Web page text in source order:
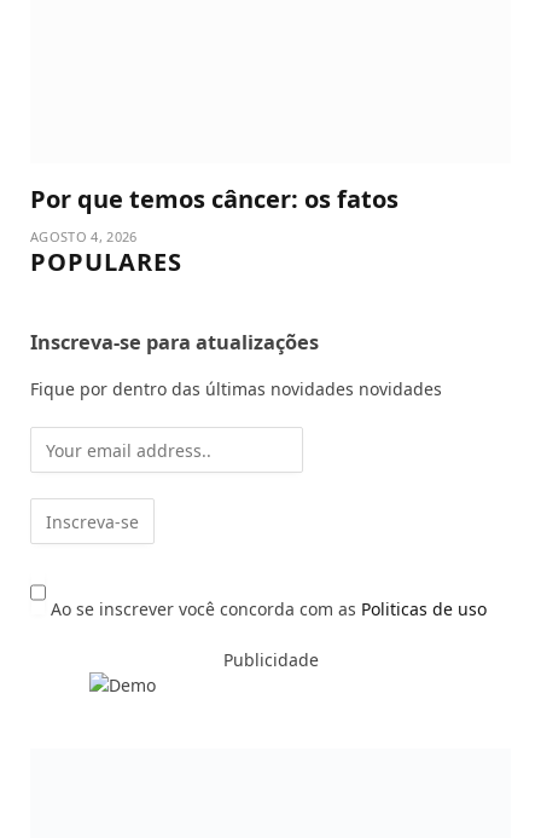
Por que temos câncer: os fatos
AGOSTO 4, 2026
POPULARES
Inscreva-se para atualizações
Fique por dentro das últimas novidades novidades
Ao se inscrever você concorda com as Politicas de uso
Publicidade